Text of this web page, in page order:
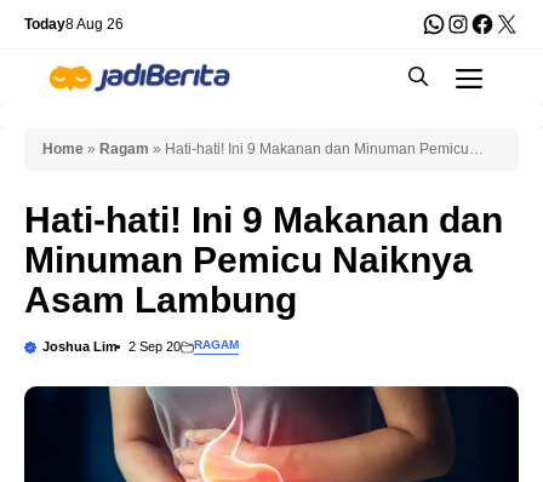
Skip
content
Today8 Aug 26 WhatsApp
X
Home » Ragam » Hati-hati! Ini 9 Makanan dan Minuman Pemicu
Hati-hati! Ini 9 Makanan dan
Minuman Pemicu Naiknya
Asam Lambung
Joshua Lim 2 Sep 20 RAGAM